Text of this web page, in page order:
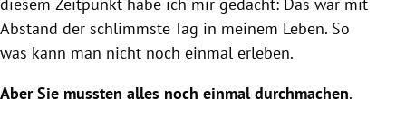
Abstand der schlimmste Tag in meinem Leben. So
was kann man nicht noch einmal erleben.
Aber Sie mussten alles noch einmal durchmachen.